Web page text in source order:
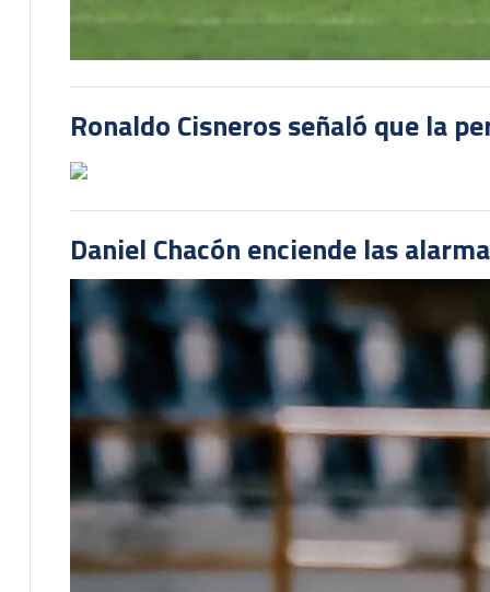
Ronaldo Cisneros señaló que la
Daniel Chacón enciende las